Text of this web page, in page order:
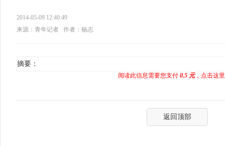
2014-05-09 12:40:49
来源：青年记者
作者：杨志
摘要：
阅读此信息需要您支付 0.5 元，点击这
返回顶部